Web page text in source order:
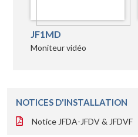
JF1MD
Moniteur vidéo
NOTICES D'INSTALLATION
Notice JFDA-JFDV & JFDVF